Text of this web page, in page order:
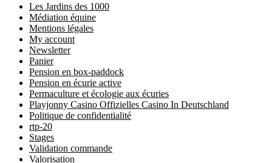
Les Jardins des 1000
Médiation équine
Mentions légales
My account
Newsletter
Panier
Pension en box-paddock
Pension en écurie active
Permaculture et écologie aux écuries
Playjonny Casino Offizielles Casino In Deutschland
Politique de confidentialité
rtp-20
Stages
Validation commande
Valorisation